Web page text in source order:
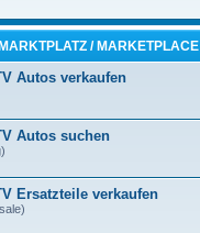
MARKTPLATZ / MARKETPLACE
Autos verkaufen
Autos suchen
Ersatzteile verkaufen